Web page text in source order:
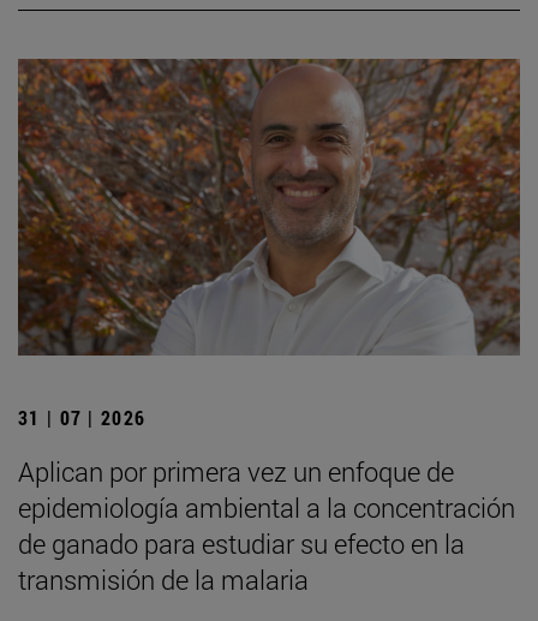
31 | 07 | 2026
Aplican por primera vez un enfoque de
epidemiología ambiental a la concentración
de ganado para estudiar su efecto en la
transmisión de la malaria